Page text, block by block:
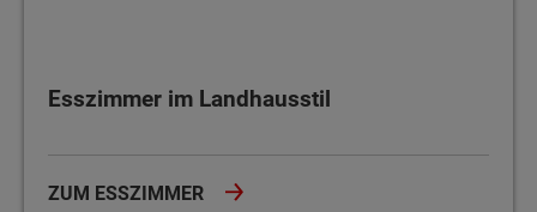
Esszimmer im Landhausstil
ZUM ESSZIMMER